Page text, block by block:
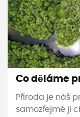
Co děláme
Příroda je náš
samozřejmé ji